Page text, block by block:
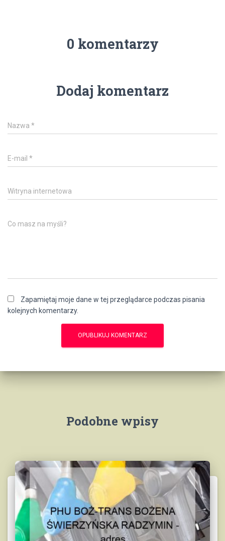
0 komentarzy
Dodaj komentarz
Nazwa *
E-mail *
Witryna internetowa
Co masz na myśli?
Zapamiętaj moje dane w tej przeglądarce podczas pisania
kolejnych komentarzy.
Podobne wpisy